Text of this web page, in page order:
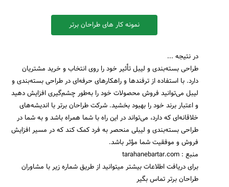
نمونه کار های طراحان برتر
در نتیجه ...
طراحی بسته‌بندی و لیبل تأثیر خود را روی انتخاب و خرید مشتریان
دارد. با استفاده از ترفندها و راهکارهای حرفه‌ای در طراحی بسته‌بندی و
لیبل می‌توانید فروش محصولات خود را به‌طور چشم‌گیری افزایش دهید
و اعتبار برند خود را بهبود بخشید. شرکت طراحان برتر با اندیشه‌های
خلاقانه‌ای که دارد، می‌تواند در این راه با شما همراه باشد و به شما در
طراحی بسته‌بندی و لیبلی منحصر به فرد کمک کند که در مسیر افزایش
فروش و موفقیت شما مؤثر باشد.
منبع : tarahanebartar.com
برای دریافت اطلاعات بیشتر میتوانید از طریق شماره زیر با مشاوران
طراحان برتر تماس بگیر